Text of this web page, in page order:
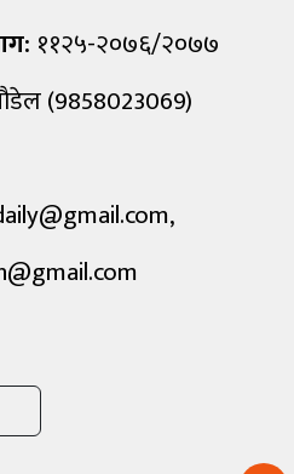
११२५-२०७६/२०७७
(9858023069)
,